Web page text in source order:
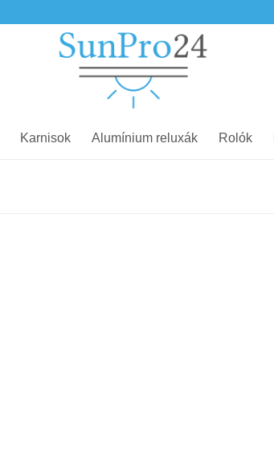
Karnisok Alumínium reluxák Rolók